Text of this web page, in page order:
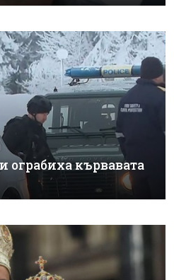
ограбиха кървавата